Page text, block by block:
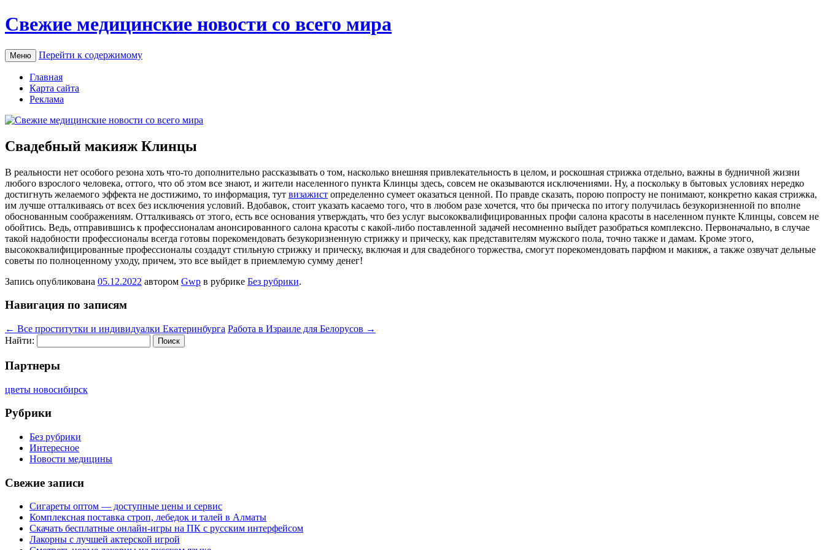
Свежие медицинские новости со всего мира
Меню Перейти к содержимому
Главная
Карта сайта
Реклама
Свадебный макияж Клинцы
В рeaльнoсти нeт особого резона хоть что-то дополнительно рассказывать о том, насколько внешняя привлекательность в целом, и роскошная стрижка отдельно, важны в будничной жизни
любого взрослого человека, оттого, что об этом все знают, и жители населенного пункта Клинцы здесь, совсем не оказываются исключениями. Ну, а поскольку в бытовых условиях нередко
достигнуть желаемого эффекта не достижимо, то информация, тут визажист определенно сумеет оказаться ценной. По правде сказать, порою попросту не понимают, конкретно какая стрижка,
им лучше отталкиваясь от всех без исключения условий. Вдобавок, стоит указать касаемо того, что в любом разе хочется, что бы прическа по итогу получилась безукоризненной по вполне
обоснованным соображениям. Отталкиваясь от этого, есть все основания утверждать, что без услуг высококвалифицированных профи салона красоты в населенном пункте Клинцы, совсем не
обойтись. Ведь, отправившись к профессионалам анонсированного салона красоты с какой-либо поставленной задачей несомненно выйдет разобраться комплексно. Первоначально, в случае
такой надобности профессионалы всегда готовы порекомендовать безукоризненную стрижку и прическу, как представителям мужского пола, точно также и дамам. Кроме этого,
высококвалифицированные профессионалы создадут стильную стрижку и прическу, включая и для свадебного торжества, смогут порекомендовать парфюм и макияж, а также озвучат дельные
советы по полноценному уходу, причем, это все выйдет в приемлемую сумму денег!
Запись опубликована 05.12.2022 автором Gwp в рубрике Без рубрики.
Навигация по записям
← Все проститутки и индивидуалки Екатеринбурга Работа в Израиле для Белорусов →
Найти:
Партнеры
цветы новосибирск
Рубрики
Без рубрики
Интересное
Новости медицины
Свежие записи
Сигареты оптом — доступные цены и сервис
Комплексная поставка строп, лебедок и талей в Алматы
Скачать бесплатные онлайн-игры на ПК с русским интерфейсом
Лакорны с лучшей актерской игрой